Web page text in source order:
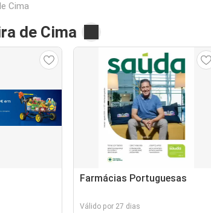
Cima
de Cima
Farmácias Portuguesas
Válido por 27 dias